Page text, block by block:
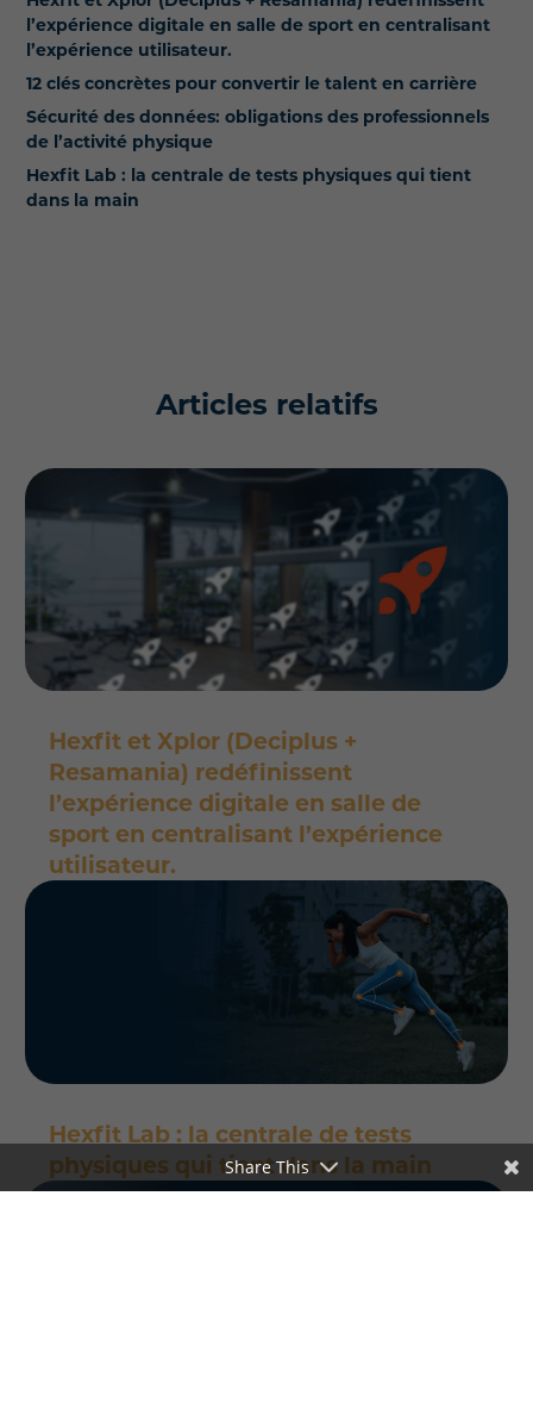
l’expérience digitale en salle de sport en centralisant
l’expérience utilisateur.
12 clés concrètes pour convertir le talent en carrière
Sécurité des données: obligations des professionnels
de l’activité physique
Hexfit Lab : la centrale de tests physiques qui tient
dans la main
Articles relatifs
Hexfit et Xplor (Deciplus +
Resamania) redéfinissent
l’expérience digitale en salle de
sport en centralisant l’expérience
utilisateur.
Hexfit Lab : la centrale de tests
physiques qui tient dans la main
Share This